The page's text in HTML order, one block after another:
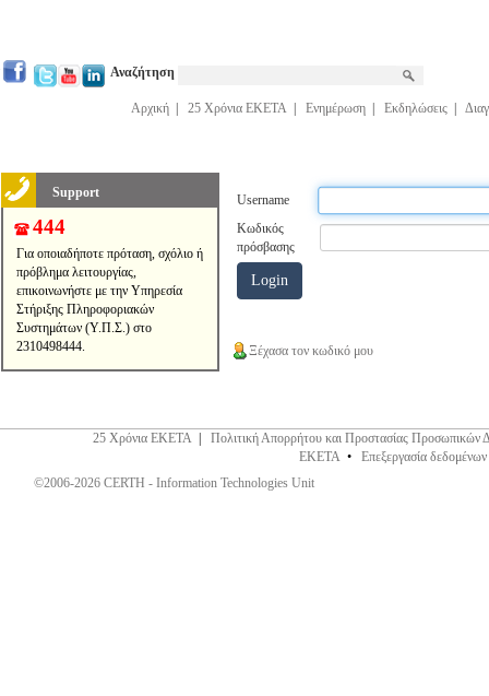
Αναζήτηση
Αρχική 25 Χρόνια ΕΚΕΤΑ Ενημέρωση Εκδηλώσεις
Support
444
Για οποιαδήποτε πρόταση, σχόλιο ή
πρόβλημα λειτουργίας,
επικοινωνήστε με την Υπηρεσία
Στήριξης Πληροφοριακών
Συστημάτων (Υ.Π.Σ.) στο
2310498444.
Username
Κωδικός
πρόσβασης
Ξέχασα τον κωδικό μου
25 Χρόνια ΕΚΕΤΑ
Πολιτική Απορρήτου και Προστασίας Προσωπικών
ΕΚΕΤΑ • Επεξεργασία
©2006-2026 CERTH - Information Technologies Unit